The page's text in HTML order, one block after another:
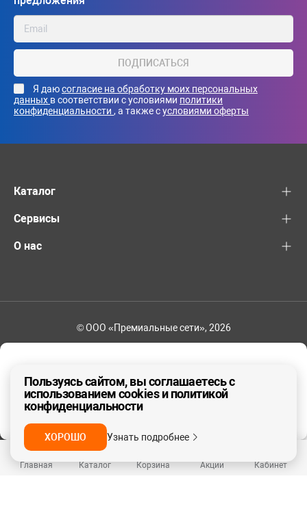
Главная Каталог Корзина Акции Кабинет
ДА, ВЕРНО
ПОДПИСАТЬСЯ
Я даюсогласие на обработку моих персональных
данных в соответствии с условиями политики
конфиденциальности , а также сусловиями оферты
Каталог
Сервисы
О нас
© ООО «Премиальные сети», 2026
Пользуясь сайтом, вы соглашаетесь с
использованием cookies и политикой
конфиденциальности
ХОРОШО Узнать подробнее